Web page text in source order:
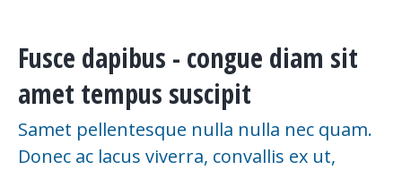
Fusce dapibus - congue diam sit
amet tempus suscipit
Samet pellentesque nulla nulla nec quam.
Donec ac lacus viverra, convallis ex ut,